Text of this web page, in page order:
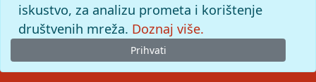
iskustvo, za analizu prometa i korištenje
društvenih mreža. Doznaj više.
Prihvati
© 2026Leksikografski zavodMiroslav Krleža